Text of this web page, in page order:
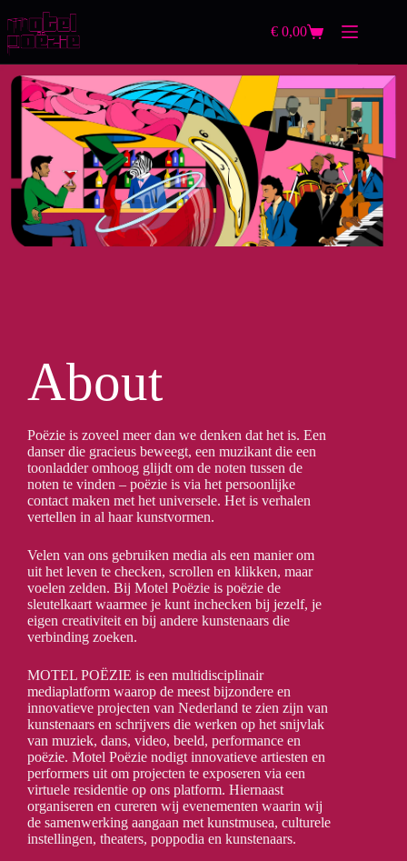
€ 0,00
About
Poëzie is zoveel meer dan we denken dat het is. Een
danser die gracieus beweegt, een muzikant die een
toonladder omhoog glijdt om de noten tussen de
noten te vinden – poëzie is via het persoonlijke
contact maken met het universele. Het is verhalen
vertellen in al haar kunstvormen.
Velen van ons gebruiken media als een manier om
uit het leven te checken, scrollen en klikken, maar
voelen zelden. Bij Motel Poëzie is poëzie de
sleutelkaart waarmee je kunt inchecken bij jezelf, je
eigen creativiteit en bij andere kunstenaars die
verbinding zoeken.
MOTEL POËZIE is een multidisciplinair
mediaplatform waarop de meest bijzondere en
innovatieve projecten van Nederland te zien zijn van
kunstenaars en schrijvers die werken op het snijvlak
van muziek, dans, video, beeld, performance en
poëzie. Motel Poëzie nodigt innovatieve artiesten en
performers uit om projecten te exposeren via een
virtuele residentie op ons platform. Hiernaast
organiseren en cureren wij evenementen waarin wij
de samenwerking aangaan met kunstmusea, culturele
instellingen, theaters, poppodia en kunstenaars.